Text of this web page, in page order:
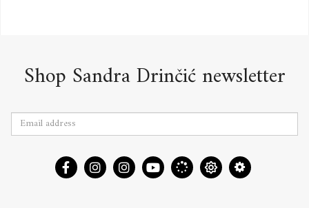
Shop Sandra Drinčić newsletter